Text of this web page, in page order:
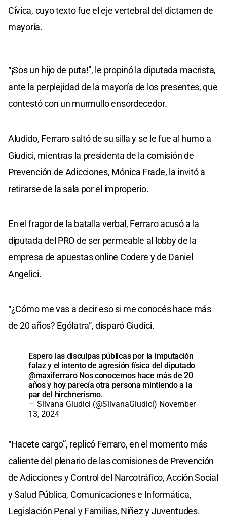
Cívica, cuyo texto fue el eje vertebral del dictamen de
mayoría.
“¡Sos un hijo de puta!”, le propinó la diputada macrista,
ante la perplejidad de la mayoría de los presentes, que
contestó con un murmullo ensordecedor.
Aludido, Ferraro saltó de su silla y se le fue al humo a
Giudici, mientras la presidenta de la comisión de
Prevención de Adicciones, Mónica Frade, la invitó a
retirarse de la sala por el improperio.
En el fragor de la batalla verbal, Ferraro acusó a la
diputada del PRO de ser permeable al lobby de la
empresa de apuestas online Codere y de Daniel
Angelici.
“¿Cómo me vas a decir eso si me conocés hace más
de 20 años? Ególatra”, disparó Giudici.
Espero las disculpas públicas por la imputación
falaz y el intento de agresión física del diputado
@maxiferraroNos conocemos hace más de 20
años y hoy parecía otra persona mintiendo a la
par del hirchnerismo.
— Silvana Giudici (@SilvanaGiudici) November
13, 2024
“Hacete cargo”, replicó Ferraro, en el momento más
caliente del plenario de las comisiones de Prevención
de Adicciones y Control del Narcotráfico, Acción Social
y Salud Pública, Comunicaciones e Informática,
Legislación Penal y Familias, Niñez y Juventudes.